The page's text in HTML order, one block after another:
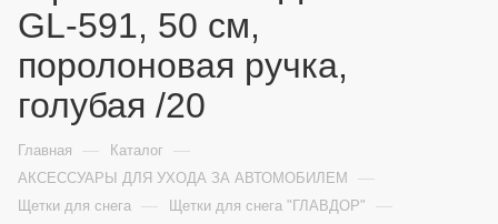
GL-591, 50 см,
поролоновая ручка,
голубая /20
Главная — Каталог —
АКСЕССУАРЫ ДЛЯ УХОДА ЗА АВТОМОБИЛЕМ —
Щетки для снега — Щетки для снега "ГЛАВДОР" —